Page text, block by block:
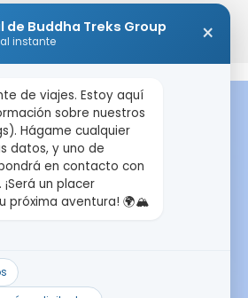
Buddha Treks Group
al instante ×
de viajes. Estoy aquí
sobre nuestros
Hágame cualquier
datos, y uno de
en contacto con
un placer
próxima aventura! 🌍🏔️